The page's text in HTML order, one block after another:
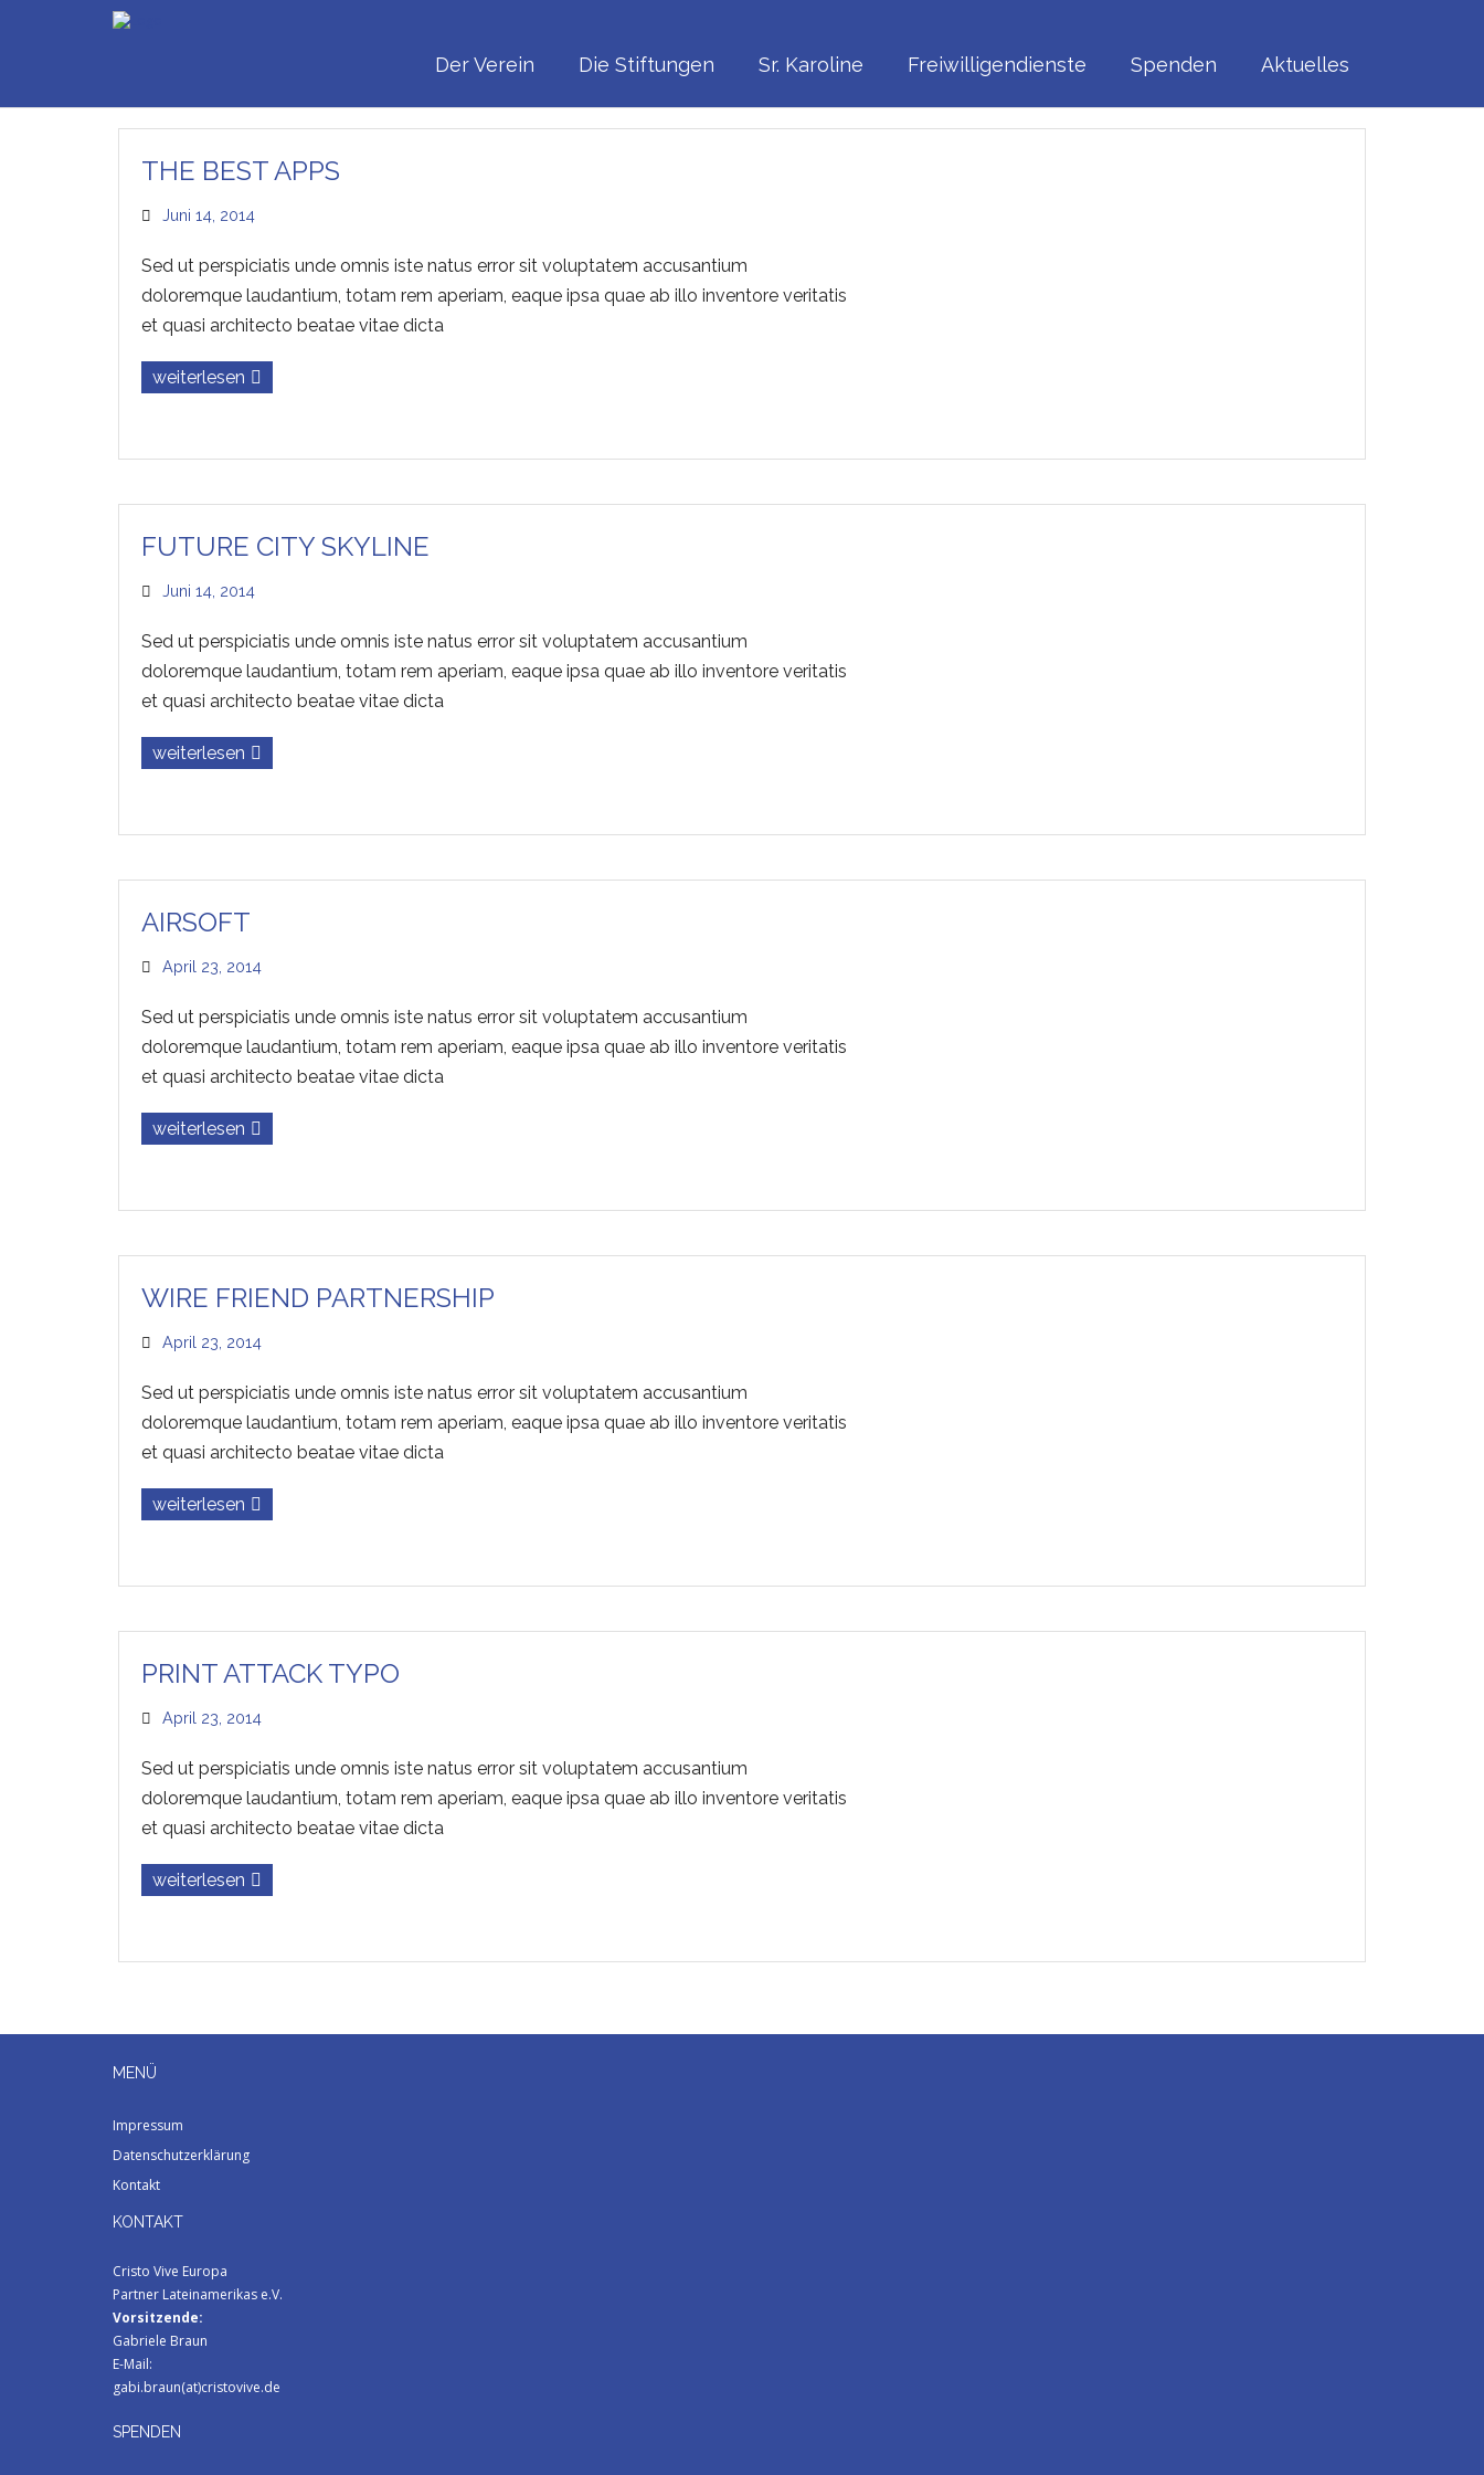
Der Verein Die Stiftungen Sr. Karoline Freiwilligendienste Spenden Aktuelles
THE BEST APPS
Juni 14, 2014
Sed ut perspiciatis unde omnis iste natus error sit voluptatem accusantium
doloremque laudantium, totam rem aperiam, eaque ipsa quae ab illo inventore veritatis
et quasi architecto beatae vitae dicta
weiterlesen
FUTURE CITY SKYLINE
Juni 14, 2014
Sed ut perspiciatis unde omnis iste natus error sit voluptatem accusantium
doloremque laudantium, totam rem aperiam, eaque ipsa quae ab illo inventore veritatis
et quasi architecto beatae vitae dicta
weiterlesen
AIRSOFT
April 23, 2014
Sed ut perspiciatis unde omnis iste natus error sit voluptatem accusantium
doloremque laudantium, totam rem aperiam, eaque ipsa quae ab illo inventore veritatis
et quasi architecto beatae vitae dicta
weiterlesen
WIRE FRIEND PARTNERSHIP
April 23, 2014
Sed ut perspiciatis unde omnis iste natus error sit voluptatem accusantium
doloremque laudantium, totam rem aperiam, eaque ipsa quae ab illo inventore veritatis
et quasi architecto beatae vitae dicta
weiterlesen
PRINT ATTACK TYPO
April 23, 2014
Sed ut perspiciatis unde omnis iste natus error sit voluptatem accusantium
doloremque laudantium, totam rem aperiam, eaque ipsa quae ab illo inventore veritatis
et quasi architecto beatae vitae dicta
weiterlesen
MENÜ
Impressum
Datenschutzerklärung
Kontakt
KONTAKT
Cristo Vive Europa
Partner Lateinamerikas e.V.
Vorsitzende:
Gabriele Braun
E-Mail:
gabi.braun(at)cristovive.de
SPENDEN